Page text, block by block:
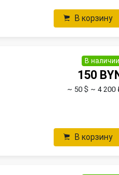
В корзину
В наличии
150
~ 50 $ ~ 4 200
В корзину